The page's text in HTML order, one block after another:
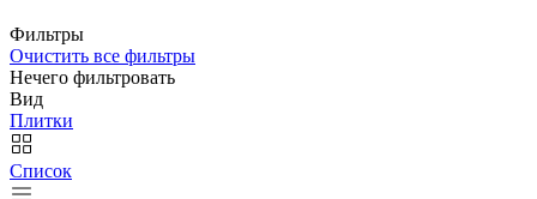
Фильтры
Очистить все фильтры
Нечего фильтровать
Вид
Плитки
Список